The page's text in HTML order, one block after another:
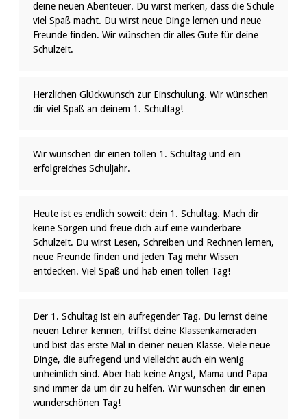
deine neuen Abenteuer. Du wirst merken, dass die Schule
viel Spaß macht. Du wirst neue Dinge lernen und neue
Freunde finden. Wir wünschen dir alles Gute für deine
Schulzeit.
Herzlichen Glückwunsch zur Einschulung. Wir wünschen
dir viel Spaß an deinem 1. Schultag!
Wir wünschen dir einen tollen 1. Schultag und ein
erfolgreiches Schuljahr.
Heute ist es endlich soweit: dein 1. Schultag. Mach dir
keine Sorgen und freue dich auf eine wunderbare
Schulzeit. Du wirst Lesen, Schreiben und Rechnen lernen,
neue Freunde finden und jeden Tag mehr Wissen
entdecken. Viel Spaß und hab einen tollen Tag!
Der 1. Schultag ist ein aufregender Tag. Du lernst deine
neuen Lehrer kennen, triffst deine Klassenkameraden
und bist das erste Mal in deiner neuen Klasse. Viele neue
Dinge, die aufregend und vielleicht auch ein wenig
unheimlich sind. Aber hab keine Angst, Mama und Papa
sind immer da um dir zu helfen. Wir wünschen dir einen
wunderschönen Tag!